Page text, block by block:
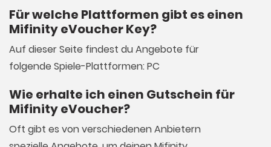
Für welche Plattformen gibt es einen
Mifinity eVoucher Key?
Auf dieser Seite findest du Angebote für
folgende Spiele-Plattformen: PC
Wie erhalte ich einen Gutschein für
Mifinity eVoucher?
Oft gibt es von verschiedenen Anbietern